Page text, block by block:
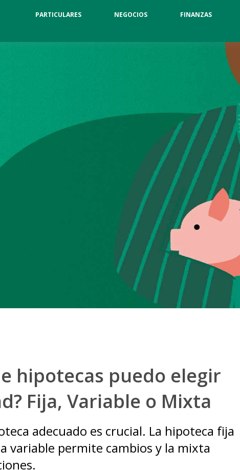
PARTICULARES NEGOCIOS FINANZAS
hipotecas puedo elegir
Fija, Variable o Mixta
adecuado es crucial. La hipoteca fija
variable permite cambios y la mixta